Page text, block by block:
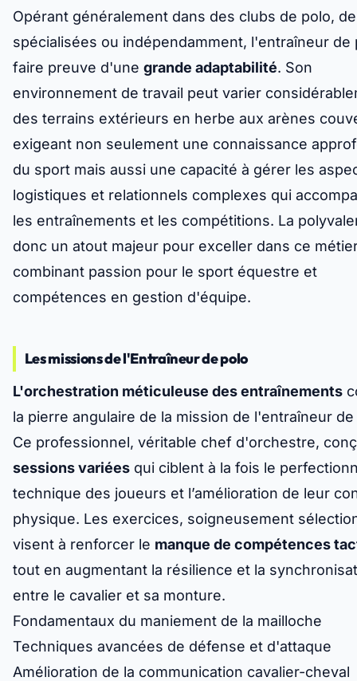
Opérant généralement dans des clubs de polo,
spécialisées ou indépendamment, l'entraîneur de
faire preuve d'une grande adaptabilité. Son
environnement de travail peut varier
des terrains extérieurs en herbe aux arènes
exigeant non seulement une connaissance
du sport mais aussi une capacité à gérer les
logistiques et relationnels complexes qui
les entraînements et les compétitions. La
donc un atout majeur pour exceller dans ce
combinant passion pour le sport équestre et
compétences en gestion d'équipe.
Les missions de l'Entraîneur de polo
L'orchestration méticuleuse des entraînements
la pierre angulaire de la mission de l'entraîneur
Ce professionnel, véritable chef d'orchestre,
sessions variées qui ciblent à la fois le
technique des joueurs et l’amélioration de leur
physique. Les exercices, soigneusement
visent à renforcer le manque de compétences
tout en augmentant la résilience et la
entre le cavalier et sa monture.
Fondamentaux du maniement de la mailloche
Techniques avancées de défense et d'attaque
Amélioration de la communication cavalier-cheval